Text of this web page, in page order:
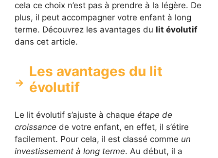
cela ce choix n’est pas à prendre à la légère. De
plus, il peut accompagner votre enfant à long
terme. Découvrez les avantages du lit évolutif
dans cet article.
Les avantages du lit
évolutif
Le lit évolutif s’ajuste à chaque étape de
croissance de votre enfant, en effet, il s’étire
facilement. Pour cela, il est classé comme un
investissement à long terme. Au début, il a